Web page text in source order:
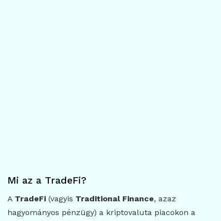
Mi az a TradeFi?
A TradeFi (vagyis Traditional Finance, azaz
hagyományos pénzügy) a kriptovaluta piacokon a